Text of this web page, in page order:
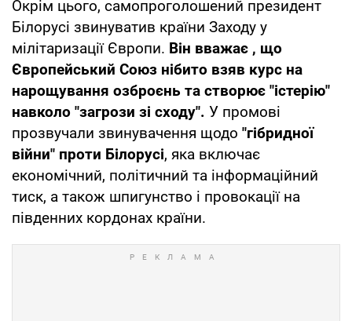
Окрім цього, самопроголошений президент
Білорусі звинуватив країни Заходу у
мілітаризації Європи. Він вважає , що
Європейський Союз нібито взяв курс на
нарощування озброєнь та створює "істерію"
навколо "загрози зі сходу". У промові
прозвучали звинувачення щодо "гібридної
війни" проти Білорусі, яка включає
економічний, політичний та інформаційний
тиск, а також шпигунство і провокації на
південних кордонах країни.